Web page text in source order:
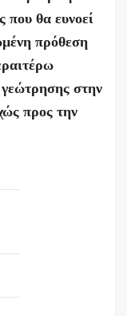
που θα ευνοεί
πρόθεση
γεώτρησης στην
προς την